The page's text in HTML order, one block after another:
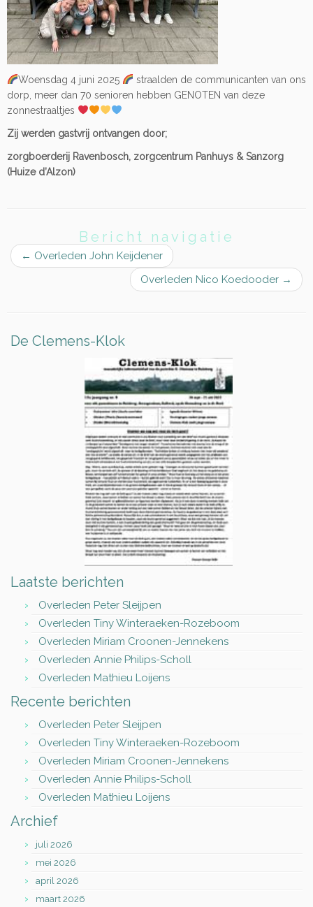
Woensdag 4 juni 2025
straalden de communicanten van ons
dorp, meer dan 70 senioren hebben GENOTEN van deze
zonnestraaltjes
Zij werden gastvrij ontvangen door;
zorgboerderij Ravenbosch, zorgcentrum Panhuys & Sanzorg
(Huize d’Alzon)
Bericht navigatie
← Overleden John Keijdener
Overleden Nico Koedooder →
De Clemens-Klok
Laatste berichten
Overleden Peter Sleijpen
Overleden Tiny Winteraeken-Rozeboom
Overleden Miriam Croonen-Jennekens
Overleden Annie Philips-Scholl
Overleden Mathieu Loijens
Recente berichten
Overleden Peter Sleijpen
Overleden Tiny Winteraeken-Rozeboom
Overleden Miriam Croonen-Jennekens
Overleden Annie Philips-Scholl
Overleden Mathieu Loijens
Archief
juli 2026
mei 2026
april 2026
maart 2026